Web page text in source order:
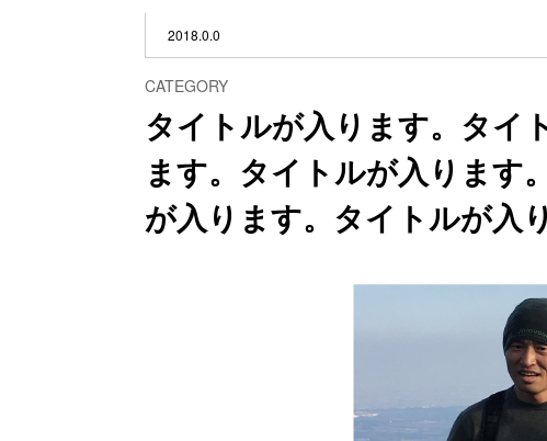
2018.0.0
CATEGORY
タイトルが入ります。タイ
ます。タイトルが入ります
が入ります。タイトルが入